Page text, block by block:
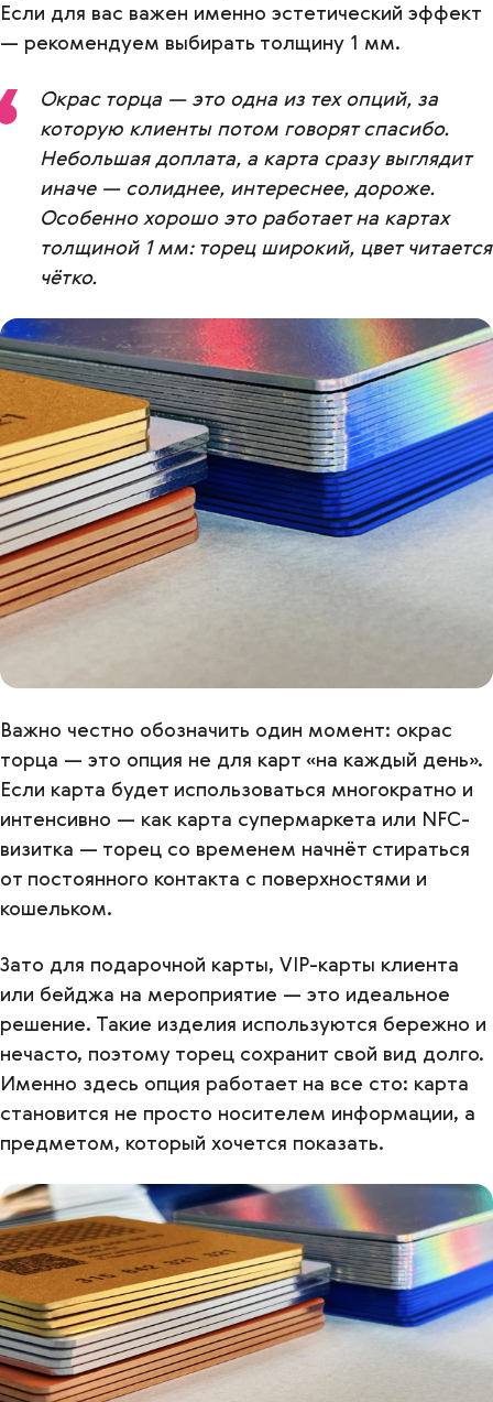
Если для вас важен именно эстетический эффект
— рекомендуем выбирать толщину 1 мм.
Окрас торца — это одна из тех опций, за
которую клиенты потом говорят спасибо.
Небольшая доплата, а карта сразу выглядит
иначе — солиднее, интереснее, дороже.
Особенно хорошо это работает на картах
толщиной 1 мм: торец широкий, цвет читается
чётко.
Важно честно обозначить один момент: окрас
торца — это опция не для карт «на каждый день».
Если карта будет использоваться многократно и
интенсивно — как карта супермаркета или NFC-
визитка — торец со временем начнёт стираться
от постоянного контакта с поверхностями и
кошельком.
Зато для подарочной карты, VIP-карты клиента
или бейджа на мероприятие — это идеальное
решение. Такие изделия используются бережно и
нечасто, поэтому торец сохранит свой вид долго.
Именно здесь опция работает на все сто: карта
становится не просто носителем информации, а
предметом, который хочется показать.